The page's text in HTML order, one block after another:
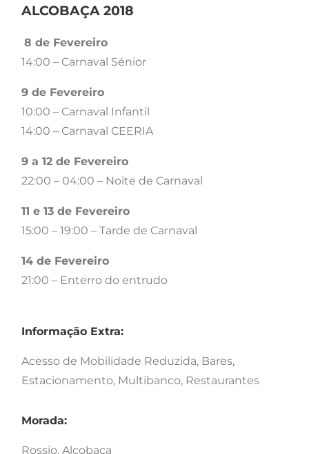
ALCOBAÇA 2018
8 de Fevereiro
14:00 – Carnaval Sénior
9 de Fevereiro
10:00 – Carnaval Infantil
14:00 – Carnaval CEERIA
9 a 12 de Fevereiro
22:00 – 04:00 – Noite de Carnaval
11 e 13 de Fevereiro
15:00 – 19:00 – Tarde de Carnaval
14 de Fevereiro
21:00 – Enterro do entrudo
Informação Extra:
Acesso de Mobilidade Reduzida, Bares,
Estacionamento, Multibanco, Restaurantes
Morada:
Rossio, Alcobaça